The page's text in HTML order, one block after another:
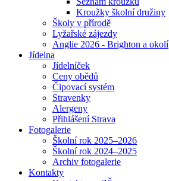
Kroužky školní družiny
Školy v přírodě
Lyžařské zájezdy
Anglie 2026 - Brighton a okolí
Jídelna
Jídelníček
Ceny obědů
Čipovací systém
Stravenky
Alergeny
Přihlášení Strava
Fotogalerie
Školní rok 2025–2026
Školní rok 2024–2025
Archiv fotogalerie
Kontakty